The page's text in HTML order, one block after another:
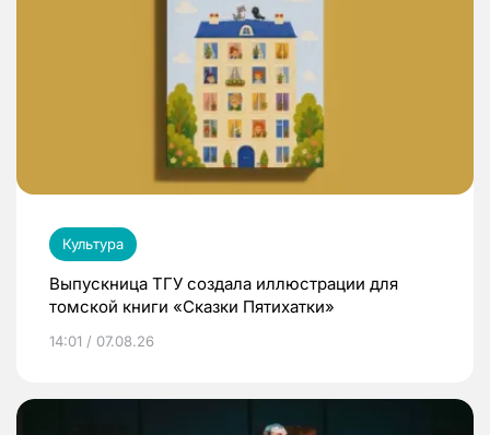
Культура
Выпускница ТГУ создала иллюстрации для
томской книги «Сказки Пятихатки»
14:01 / 07.08.26